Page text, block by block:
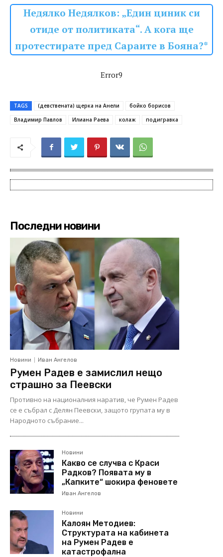
Недялко Недялков: „Един циник си
отиде от политиката“. А кога ще
протестирате пред Сараите в Бояна?*
Error9
TAGS (девствената) щерка на Анели
бойко борисов
Владимир Павлов
Илиана Раева колаж подигравка
Последни новини
Новини Иван Ангелов
Румен Радев е замислил нещо
страшно за Пеевски
Противно на националния наратив, че Румен Радев
се е събрал с Делян Пеевски, защото групата му в
Народното събрание...
Новини
Какво се случва с Краси
Радков? Появата му в
„Капките“ шокира феновете
Иван Ангелов
Новини
Калоян Методиев:
Структурата на кабинета
на Румен Радев е
катастрофална